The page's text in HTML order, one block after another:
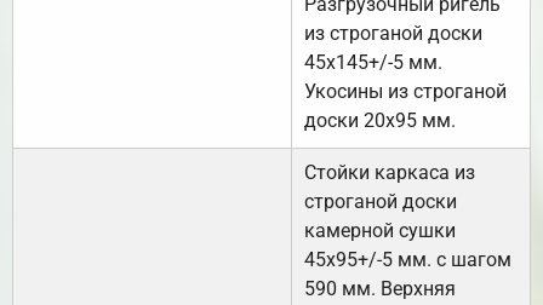
из строганой доски
45х145+/-5 мм.
Укосины из строганой
доски 20х95 мм.
Стойки каркаса из
строганой доски
камерной сушки
45х95+/-5 мм. с шагом
590 мм. Верхняя